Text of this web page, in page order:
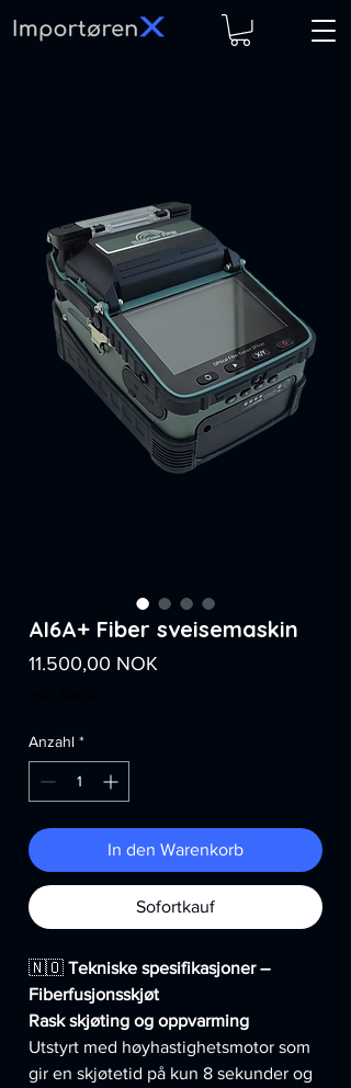
AI6A+ Fiber sveisemaskin
11.500,00 NOK
Anzahl *
In den Warenkorb
Sofortkauf
🇳🇴 Tekniske spesifikasjoner –
Fiberfusjonsskjøt
Rask skjøting og oppvarming
Utstyrt med høyhastighetsmotor som
gir en skjøtetid på kun 8 sekunder og